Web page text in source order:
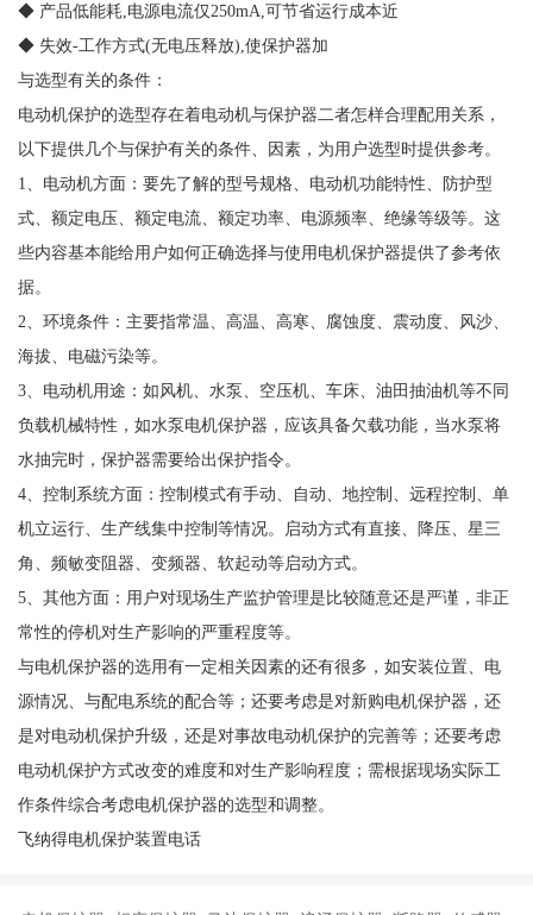
◆ 产品低能耗,电源电流仅250mA,可节省运行成本近
◆ 失效-工作方式(无电压释放),使保护器加
与选型有关的条件：
电动机保护的选型存在着电动机与保护器二者怎样合理配用关系，
以下提供几个与保护有关的条件、因素，为用户选型时提供参考。
1、电动机方面：要先了解的型号规格、电动机功能特性、防护型
式、额定电压、额定电流、额定功率、电源频率、绝缘等级等。这
些内容基本能给用户如何正确选择与使用电机保护器提供了参考依
据。
2、环境条件：主要指常温、高温、高寒、腐蚀度、震动度、风沙、
海拔、电磁污染等。
3、电动机用途：如风机、水泵、空压机、车床、油田抽油机等不同
负载机械特性，如水泵电机保护器，应该具备欠载功能，当水泵将
水抽完时，保护器需要给出保护指令。
4、控制系统方面：控制模式有手动、自动、地控制、远程控制、单
机立运行、生产线集中控制等情况。启动方式有直接、降压、星三
角、频敏变阻器、变频器、软起动等启动方式。
5、其他方面：用户对现场生产监护管理是比较随意还是严谨，非正
常性的停机对生产影响的严重程度等。
与电机保护器的选用有一定相关因素的还有很多，如安装位置、电
源情况、与配电系统的配合等；还要考虑是对新购电机保护器，还
是对电动机保护升级，还是对事故电动机保护的完善等；还要考虑
电动机保护方式改变的难度和对生产影响程度；需根据现场实际工
作条件综合考虑电机保护器的选型和调整。
飞纳得电机保护装置电话